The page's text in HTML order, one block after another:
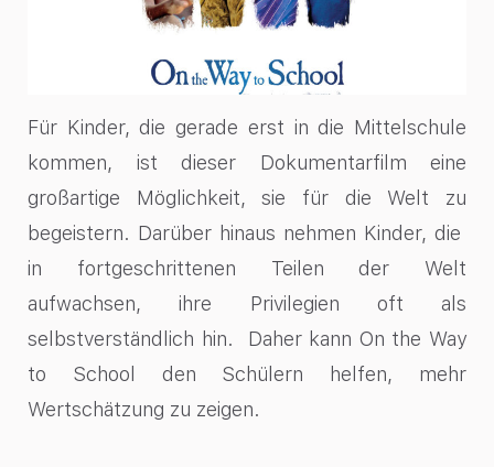
Für Kinder, die gerade erst in die Mittelschule
kommen, ist dieser Dokumentarfilm eine
großartige Möglichkeit, sie für die Welt zu
begeistern. Darüber hinaus nehmen Kinder, die
in fortgeschrittenen Teilen der Welt
aufwachsen, ihre Privilegien oft als
selbstverständlich hin. Daher kann On the Way
to School den Schülern helfen, mehr
Wertschätzung zu zeigen.